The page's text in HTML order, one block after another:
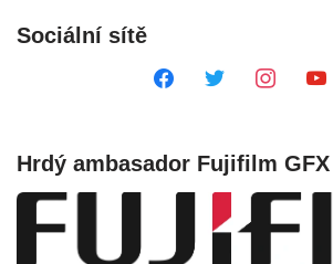
Sociální sítě
Hrdý ambasador Fujifilm GFX